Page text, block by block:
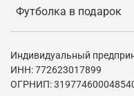
Футболка в подарок
Индивидуальный
ИНН: 772623017899
ОГРНИП: